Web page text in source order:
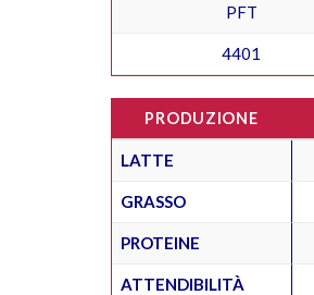
PFT
4401
PRODUZIONE
LATTE
GRASSO
PROTEINE
ATTENDIBILITÀ